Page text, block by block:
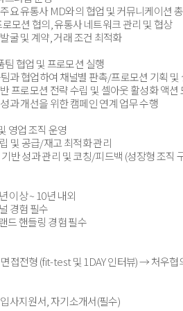
요 유통사 MD와의 협업 및 커뮤니케이션
모션 협의, 유통사 네트워크 관리 및 협상
굴 및 계약, 거래 조건 최적화
협업 및 프로모션 실행
과 협업하여 채널별 판촉/프로모션 기획 및
프로모션 전략 수립 및 셀아웃 활성화 액션
과 개선을 위한 캠페인 연계 업무 수행
영업 조직 운영
및 공급/재고 최적화 관리
반 성과 관리 및 코칭/피드백 (성장형 조직
이상 ~ 10년 내외
경험 필수
드 핸들링 경험 필수
접전형 (fit-test 및 1DAY 인터뷰) → 처우
사지원서, 자기소개서(필수)